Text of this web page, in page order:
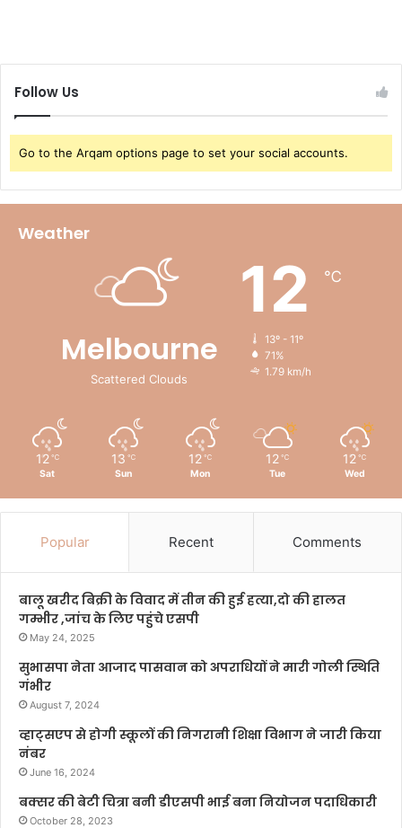
Follow Us
Go to the Arqam options page to set your social accounts.
Weather
Melbourne
Scattered Clouds
12 ℃
13º - 11º
71%
1.79 km/h
12 ℃
Sat
13 ℃
Sun
12 ℃
Mon
12 ℃
Tue
12 ℃
Wed
Popular Recent Comments
बालू खरीद बिक्री के विवाद में तीन की हुई हत्या,दो की हालत
गम्भीर ,जांच के लिए पहुंचे एसपी
May 24, 2025
सुभासपा नेता आजाद पासवान को अपराधियों ने मारी गोली स्थिति
गंभीर
August 7, 2024
व्हाट्सएप से होगी स्कूलों की निगरानी शिक्षा विभाग ने जारी किया
नंबर
June 16, 2024
बक्सर की बेटी चित्रा बनी डीएसपी भाई बना नियोजन पदाधिकारी
October 28, 2023